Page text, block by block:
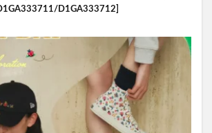
D1GA333712]